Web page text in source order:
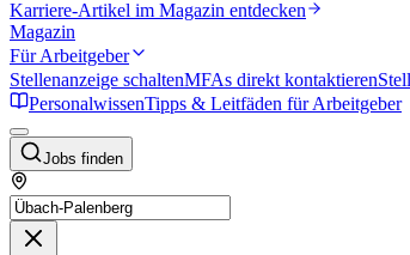
Karriere-Artikel im Magazin entdecken
Magazin
Für Arbeitgeber
Stellenanzeige schaltenMFAs direkt kontaktieren
PersonalwissenTipps & Leitfäden für Arbeitgeber
Jobs finden